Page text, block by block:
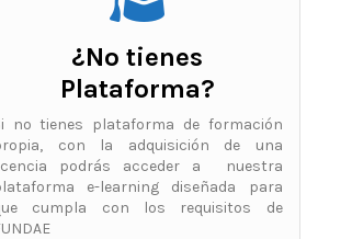
¿No tienes
Plataforma?
no tienes plataforma de formación
con la adquisición de una
podrás acceder a nuestra
e-learning diseñada para
cumpla con los requisitos de